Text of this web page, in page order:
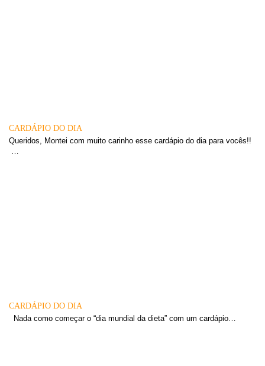
CARDÁPIO DO DIA
Queridos, Montei com muito carinho esse cardápio do dia para vocês!!
…
CARDÁPIO DO DIA
Nada como começar o “dia mundial da dieta” com um cardápio…